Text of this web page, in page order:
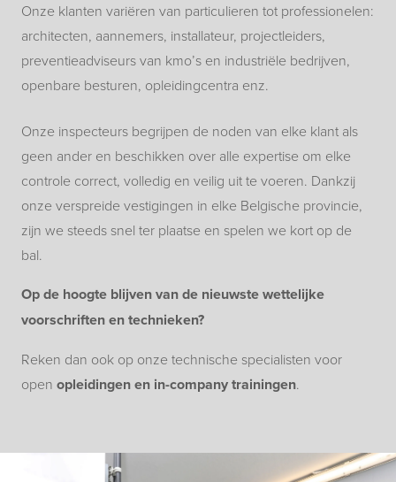
Onze klanten variëren van particulieren tot professionelen:
architecten, aannemers, installateur, projectleiders,
preventieadviseurs van kmo’s en industriële bedrijven,
openbare besturen, opleidingcentra enz.
Onze inspecteurs begrijpen de noden van elke klant als
geen ander en beschikken over alle expertise om elke
controle correct, volledig en veilig uit te voeren. Dankzij
onze verspreide vestigingen in elke Belgische provincie,
zijn we steeds snel ter plaatse en spelen we kort op de
bal.
Op de hoogte blijven van de nieuwste wettelijke
voorschriften en technieken?
Reken dan ook op onze technische specialisten voor
open opleidingen en in-company trainingen.